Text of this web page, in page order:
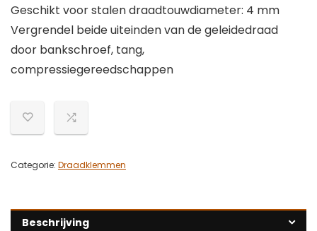
Geschikt voor stalen draadtouwdiameter: 4 mm
Vergrendel beide uiteinden van de geleidedraad
door bankschroef, tang,
compressiegereedschappen
Categorie: Draadklemmen
Beschrijving